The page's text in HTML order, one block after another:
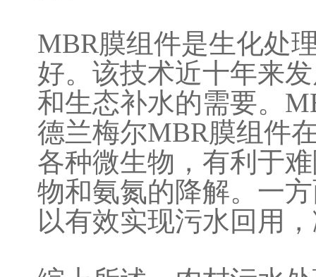
MBR膜组件是生化处
好。该技术近十年来
和生态补水的需要。
德兰梅尔MBR膜组件
各种微生物，有利于
物和氨氮的降解。一
以有效实现污水回用